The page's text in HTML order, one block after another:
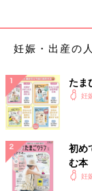
妊娠・出産の
たま
妊
初め
む本
妊